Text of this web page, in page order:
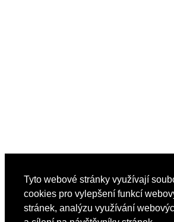
Tyto webové stránky využívají
cookies pro vylepšení funkcí
stránek, analýzu využívání